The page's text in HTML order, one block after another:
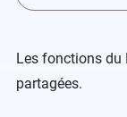
Les fonctions
partagées.